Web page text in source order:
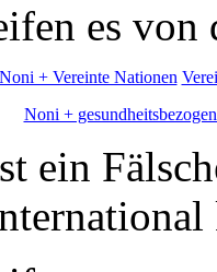
es von
Noni + Vereinte Nationen
Noni +
ein